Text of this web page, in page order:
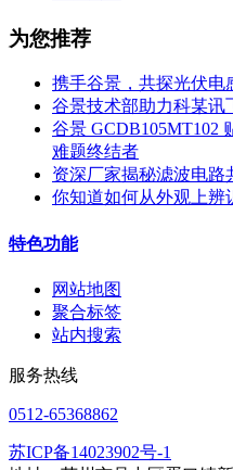
为您推荐
携手谷景，共探光伏
谷景技术部助力科某讯
谷景 GCDB105MT102
难题终结者
资深厂家揭秘滤波电路
你知道如何从外观上辨
特色功能
网站地图
聚合标签
站内搜索
服务热线
0512-65368862
苏ICP备14023902号-1